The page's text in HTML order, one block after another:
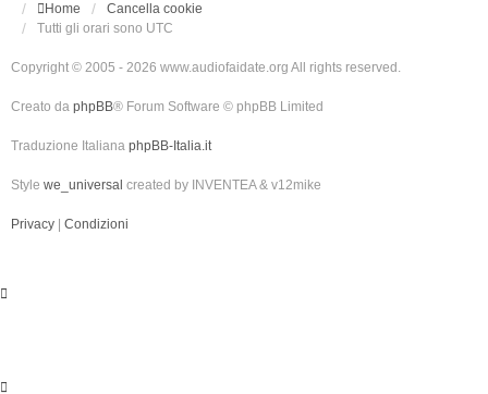
Home
Cancella cookie
Tutti gli orari sono UTC
Copyright © 2005 - 2026 www.audiofaidate.org All rights reserved.
Creato da phpBB® Forum Software © phpBB Limited
Traduzione Italiana phpBB-Italia.it
Style we_universal created by INVENTEA & v12mike
Privacy Condizioni